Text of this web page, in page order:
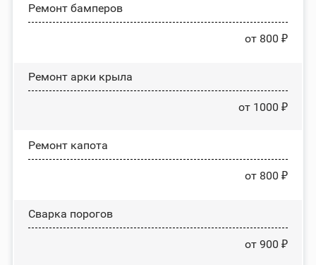
Ремонт бамперов
от 800 ₽
Ремонт арки крыла
от 1000 ₽
Ремонт капота
от 800 ₽
Сварка порогов
от 900 ₽